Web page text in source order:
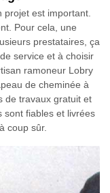
est important.
Pour cela, une
prestataires, ça
service et à choisir
ramoneur Lobry
de cheminée à
de travaux gratuit et
sont fiables et livrées
coup sûr.